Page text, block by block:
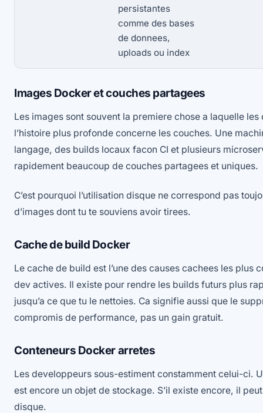
persistantes
comme des bases
de donnees,
uploads ou index
Images Docker et couches partagees
Les images sont souvent la premiere chose a laquelle
l’histoire plus profonde concerne les couches. Une
langage, des builds locaux facon CI et plusieurs
rapidement beaucoup de couches partagees et uniques.
C’est pourquoi l’utilisation disque ne correspond pas
d’images dont tu te souviens avoir tirees.
Cache de build Docker
Le cache de build est l’une des causes cachees les plus
dev actives. Il existe pour rendre les builds futurs plus
jusqu’a ce que tu le nettoies. Ca signifie aussi que le
compromis de performance, pas un gain gratuit.
Conteneurs Docker arretes
Les developpeurs sous-estiment constamment celui-ci.
est encore un objet de stockage. S’il existe encore, il
disque.